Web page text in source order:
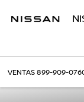
VENTAS899-909-